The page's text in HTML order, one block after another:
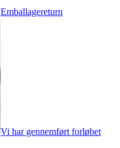
Emballagereturn
Vi har gennemført forløbet